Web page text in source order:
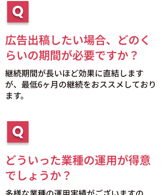
広告出稿したい場合、どのく
らいの期間が必要ですか？
継続期間が長いほど効果に直結します
が、最低6ヶ月の継続をおススメしており
ます。
どういった業種の運用が得意
でしょうか？